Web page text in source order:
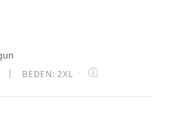
BEDEN: 2XL ·